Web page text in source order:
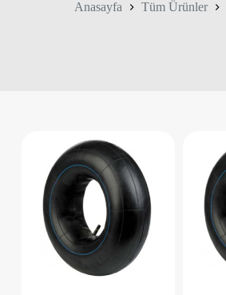
Anasayfa Tüm Ürünler